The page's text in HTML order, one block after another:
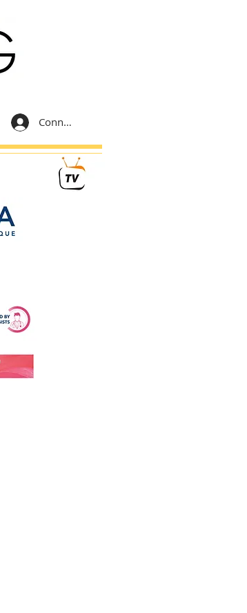
Connexion